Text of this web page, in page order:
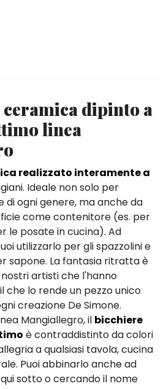
dipinto a
linea
realizzato interamente a
Ideale non solo per
di ogni genere, ma anche da
come contenitore (es. per
le posate in cucina). Ad
utilizzarlo per gli spazzolini e
sapone. La fantasia ritratta è
artisti che l'hanno
che lo rende un pezzo unico
creazione De Simone.
Mangiallegro, il bicchiere
è contraddistinto da colori
a qualsiasi tavola, cucina
Puoi abbinarlo anche ad
sotto o cercando il nome